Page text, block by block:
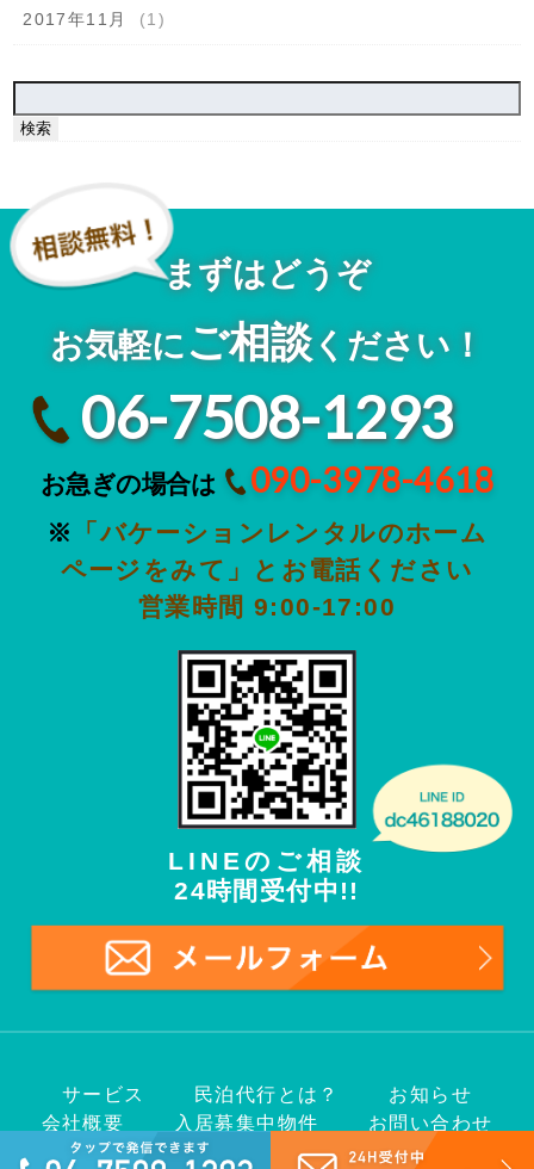
2017年11月
(1)
索:
まずはどうぞ
お気軽にご相談 ください！
06-7508-1293
お急ぎの場合は 090-3978-4618
※
「バケーションレンタルのホーム
ページをみて」とお電話ください
営業時間 9:00-17:00
LINEのご相談
24時間受付中!!
サービス 民泊代行とは？
お知らせ
会社概要
入居募集中物件 お問い合わせ